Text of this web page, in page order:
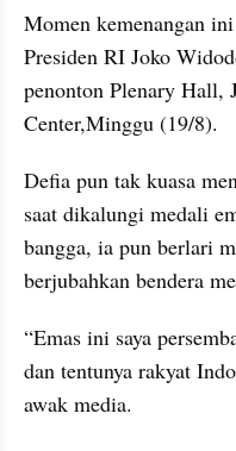
Momen kemenangan
Presiden RI Joko
penonton Plenary Hall,
Center,Minggu (19/8).
Defia pun tak kuasa
saat dikalungi medali
bangga, ia pun berlari
berjubahkan bendera
“Emas ini saya
dan tentunya rakyat
awak media.